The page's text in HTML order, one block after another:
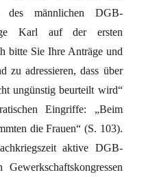
des männlichen DGB-
Karl auf der ersten
bitte Sie Ihre Anträge und
zu adressieren, dass über
ungünstig beurteilt wird“
Eingriffe: „Beim
die Frauen“ (S. 103).
aktive DGB-